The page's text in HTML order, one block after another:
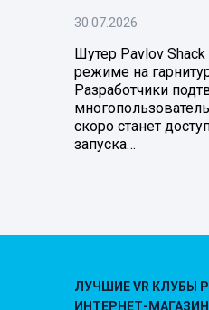
30.07.2026
Шутер Pavlov
режиме на
Разработчики
скоро станет
запуска…
ЛУЧШИЕ VR КЛУБЫ
ИНТЕРНЕТ-